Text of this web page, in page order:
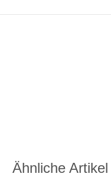
Ähnliche Artikel